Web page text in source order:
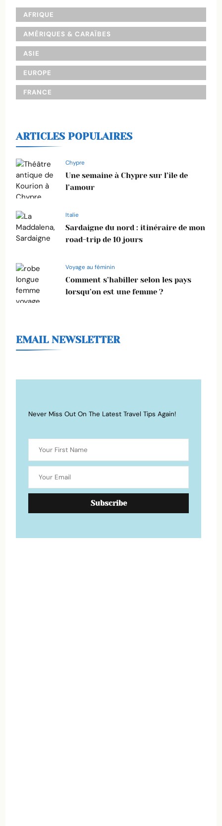
AFRIQUE
AMÉRIQUES & CARAÏBES
ASIE
EUROPE
FRANCE
ARTICLES POPULAIRES
Chypre
Une semaine à Chypre sur l’île de
l’amour
Italie
Sardaigne du nord : itinéraire de mon
road-trip de 10 jours
Voyage au féminin
Comment s’habiller selon les pays
lorsqu’on est une femme ?
EMAIL NEWSLETTER
Never Miss Out On The Latest Travel Tips Again!